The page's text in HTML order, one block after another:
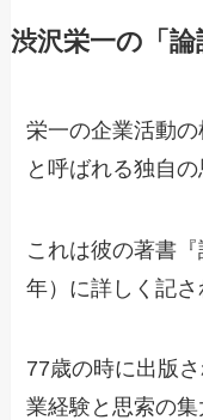
渋沢栄一の「
栄一の企業活動の
と呼ばれる独自の
これは彼の著書
年）に詳しく記さ
77歳の時に出版
業経験と思索の集